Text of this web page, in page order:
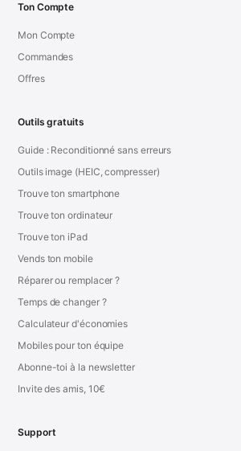
Ton Compte
Mon Compte
Commandes
Offres
Outils gratuits
Guide : Reconditionné sans erreurs
Outils image (HEIC, compresser)
Trouve ton smartphone
Trouve ton ordinateur
Trouve ton iPad
Vends ton mobile
Réparer ou remplacer ?
Temps de changer ?
Calculateur d'économies
Mobiles pour ton équipe
Abonne-toi à la newsletter
Invite des amis, 10€
Support